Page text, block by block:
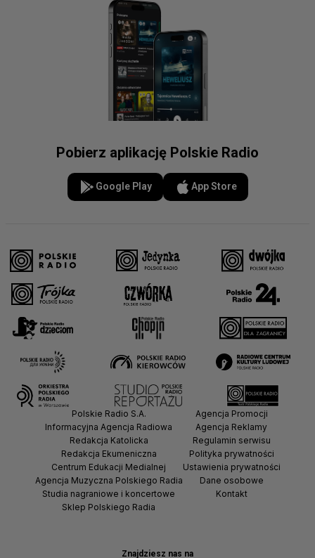
Pobierz aplikację Polskie Radio
Google Play App Store
Znajdziesz nas na
Polskie Radio S.A.
Informacyjna Agencja Radiowa
Redakcja Katolicka
Redakcja Ekumeniczna
Centrum Edukacji Medialnej
Agencja Muzyczna Polskiego Radia
Studia nagraniowe i koncertowe
Sklep Polskiego Radia
Agencja Promocji
Agencja Reklamy
Regulamin serwisu
Polityka prywatności
Ustawienia prywatności
Dane osobowe
Kontakt